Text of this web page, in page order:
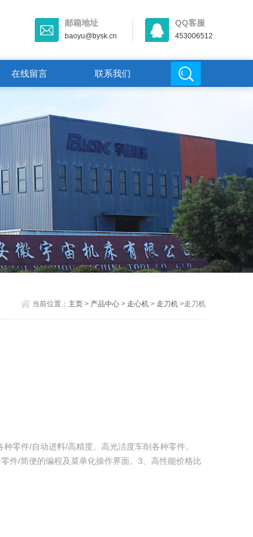
邮箱地址
baoyu@bysk.cn
QQ客服
453006512
在线留言 联系我们
当前位置： 主页> 产品中心> 走心机> 走刀机>走刀机
零件/自动进料/高精度、高光洁度车削各种零件。
件/简便的编程及菜单化操作界面。3、高性能价格比